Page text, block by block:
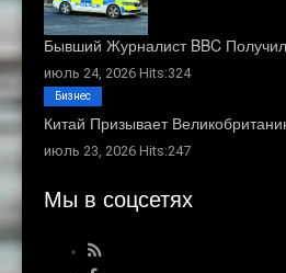
Бывший Журналист BBC
июль 24, 2026 Hits:324
Китай Призывает
июль 23, 2026 Hits:247
Бизнес
Мы в соцсетях